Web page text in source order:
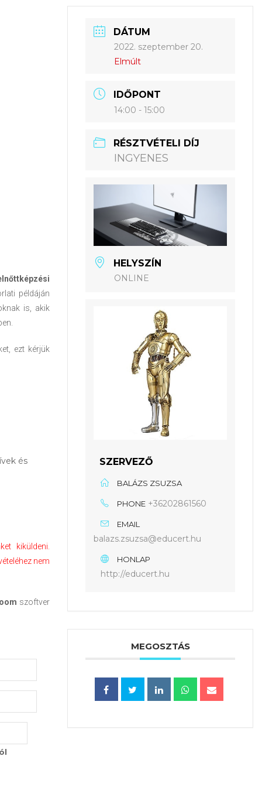
példáján
is, akik
ezt kérjük
és
kiküldeni.
nem
szoftver
DÁTUM
2022. szeptember 20.
Elmúlt
IDŐPONT
14:00 - 15:00
RÉSZTVÉTELI DÍJ
INGYENES
HELYSZÍN
ONLINE
SZERVEZŐ
BALÁZS ZSUZSA
PHONE +36202861560
EMAIL
balazs.zsuzsa@educert.hu
HONLAP
http://educert.hu
MEGOSZTÁS